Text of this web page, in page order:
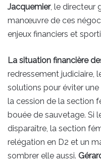
Jacquemier, le directeur
manœuvre de ces
enjeux financiers et
La situation financière
redressement judiciaire,
solutions pour éviter
la cession de la section
bouée de sauvetage. Si
disparaître, la section
relégation en D2 et un
sombrer elle aussi.